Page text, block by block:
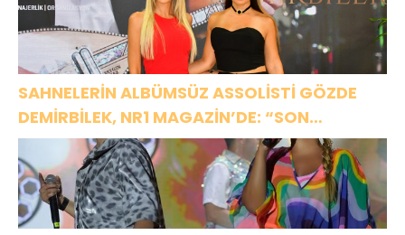
SAHNELERİN ALBÜMSÜZ ASSOLİSTİ GÖZDE
DEMİRBİLEK, NR1 MAGAZİN’DE: “SON
ASSOLİST OLARAK VAR OLACAĞIM!”